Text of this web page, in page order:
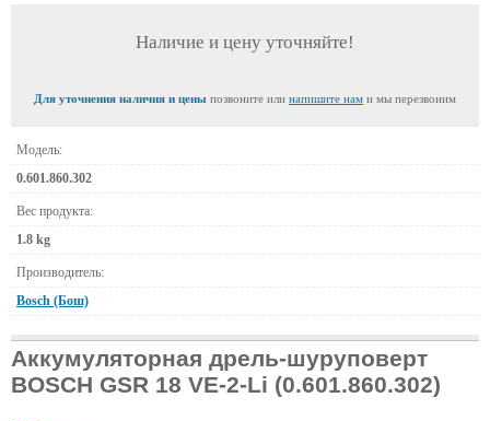
Наличие и цену уточняйте!
Для уточнения наличия и цены позвоните или напишите нам и мы перезвоним
Модель:
0.601.860.302
Вес продукта:
1.8 kg
Производитель:
Bosch (Бош)
Аккумуляторная дрель-шуруповерт
BOSCH GSR 18 VE-2-Li (0.601.860.302)